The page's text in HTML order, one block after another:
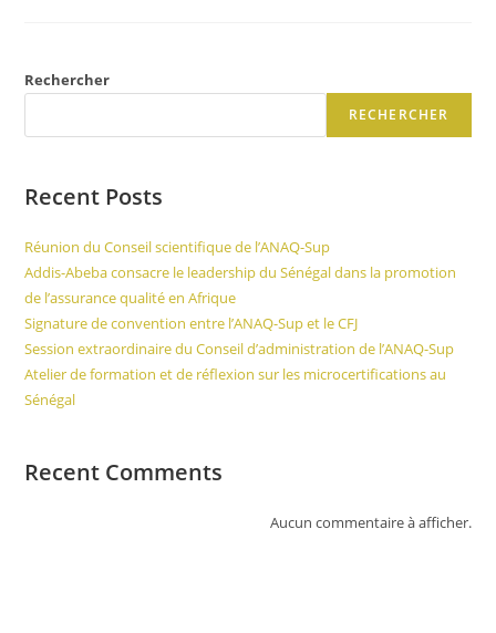
Rechercher
RECHERCHER
Recent Posts
Réunion du Conseil scientifique de l’ANAQ-Sup
Addis-Abeba consacre le leadership du Sénégal dans la promotion
de l’assurance qualité en Afrique
Signature de convention entre l’ANAQ-Sup et le CFJ
Session extraordinaire du Conseil d’administration de l’ANAQ-Sup
Atelier de formation et de réflexion sur les microcertifications au
Sénégal
Recent Comments
Aucun commentaire à afficher.